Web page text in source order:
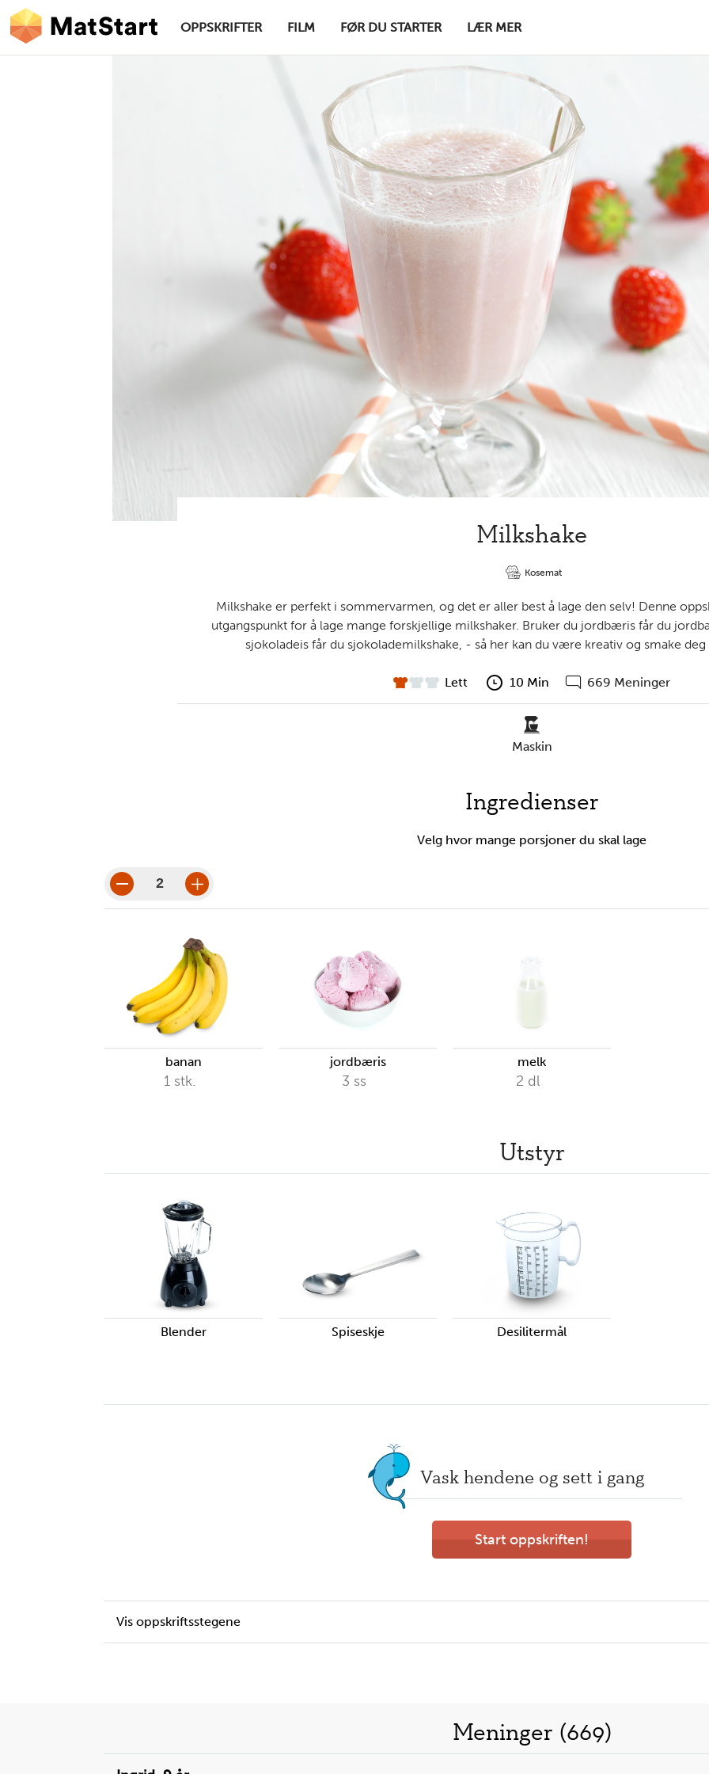
Hopp til hovedinnhold
hovednavigasjonsskrivebordsversjon
OPPSKRIFTER FILM FØR DU STARTER LÆR MER
Milkshake
Kosemat
Milkshake er perfekt i sommervarmen, og det er aller best å lage den selv! Denne
utgangspunkt for å lage mange forskjellige milkshaker. Bruker du jordbæris får du
sjokoladeis får du sjokolademilkshake, - så her kan du være kreativ og smake
vanskelighet
Lett
forberedelsestid
10 Min
Gå
669 Meninger
maskin
Ingredienser
Velg hvor mange porsjoner du skal lage
porsjoner
banan
1 stk.
jordbæris
3 ss
melk
2 dl
Utstyr
Blender Spiseskje Desilitermål
Vask hendene og sett i gang
Start oppskriften!
Vis oppskriftsstegene
over
Meninger (669)